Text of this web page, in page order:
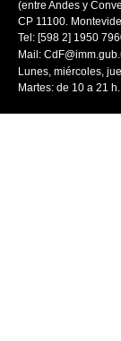
(entre Andes y
CP 11100.
Tel: [598 2] 1950
Mail:
Lunes, miércoles,
Martes: de 10 a 21